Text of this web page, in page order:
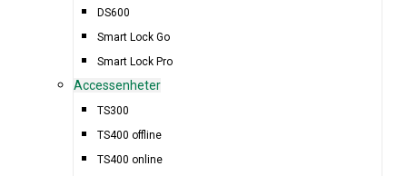
DS600
Smart Lock Go
Smart Lock Pro
Accessenheter
TS300
TS400 offline
TS400 online